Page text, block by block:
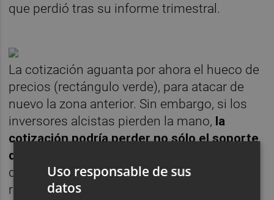
que perdió tras su informe trimestral.
La cotización aguanta por ahora el hueco de
precios (rectángulo verde), para atacar de
nuevo la zona anterior. Sin embargo, si los
inversores alcistas pierden la mano, la
cotización podría perder no sólo el soporte
de los 91,5$
decisión hacia la marca de mínimos
recientes en los 84$ (rectángulo rojo), para
Uso responsable de sus
datos